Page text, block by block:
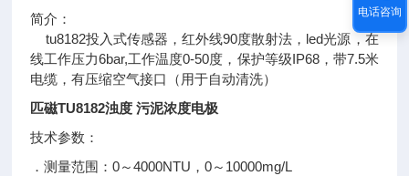
简介：
tu8182投入式传感器，红外线90度散射法，led光源，在
线工作压力6bar,工作温度0-50度，保护等级IP68，带7.5米
电缆，有压缩空气接口（用于自动清洗）
匹磁TU8182浊度 污泥浓度电极
技术参数：
．测量范围：0～4000NTU，0～10000mg/L
电话咨询